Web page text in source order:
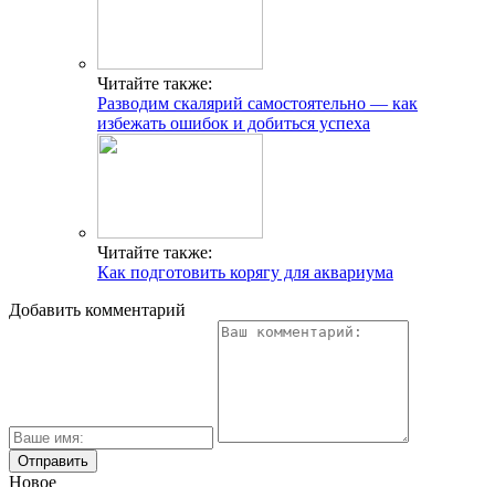
Читайте также:
Разводим скалярий самостоятельно — как
избежать ошибок и добиться успеха
Читайте также:
Как подготовить корягу для аквариума
Добавить комментарий
Новое